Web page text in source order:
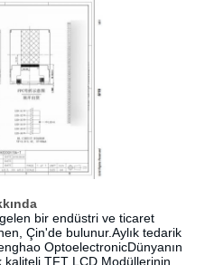
bir endüstri ve ticaret
Çin'de bulunur.Aylık tedarik
OptoelectronicDünyanın
TFT LCD Modüllerinin